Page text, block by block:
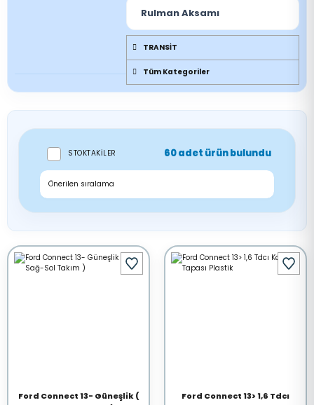
Rulman Aksamı
TRANSİT
Tüm Kategoriler
STOKTAKILER 60 adet ürün bulundu
Ford Connect 13- Güneşlik (
Ford Connect 13> 1,6 Tdcı